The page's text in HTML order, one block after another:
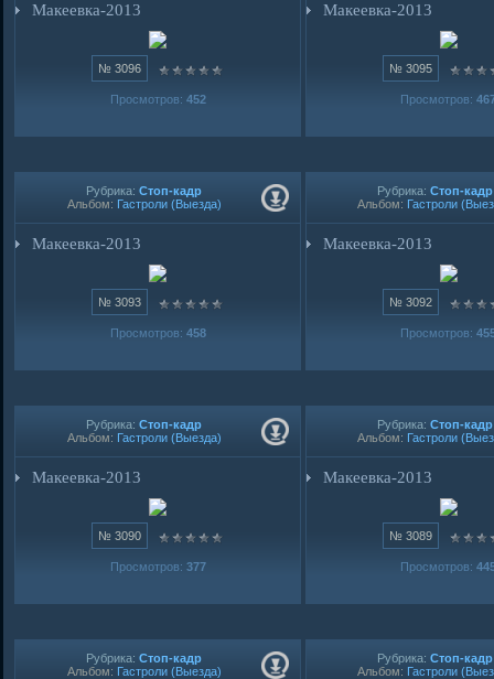
Макеевка-2013
№ 3096
Просмотров: 452
Макеевка-2013
№ 3095
Просмотров:
Рубрика: Стоп-кадр
Альбом: Гастроли (Выезда)
Макеевка-2013
№ 3093
Просмотров: 458
Рубрика: Стоп-кадр
Альбом: Гастроли
Макеевка-2013
№ 3092
Просмотров:
Рубрика: Стоп-кадр
Альбом: Гастроли (Выезда)
Макеевка-2013
№ 3090
Просмотров: 377
Рубрика: Стоп-кадр
Альбом: Гастроли
Макеевка-2013
№ 3089
Просмотров:
Рубрика: Стоп-кадр
Альбом: Гастроли (Выезда)
Рубрика: Стоп-кадр
Альбом: Гастроли